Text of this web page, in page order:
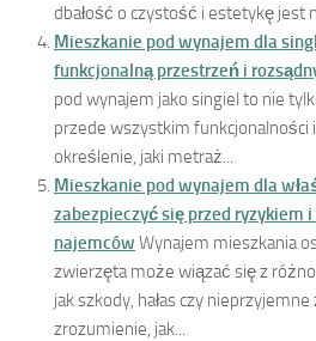
dbałość o czystość i estetykę jest
Mieszkanie pod wynajem dla
funkcjonalną przestrzeń i
pod wynajem jako singiel to nie
przede wszystkim funkcjonalności
określenie, jaki metraż...
Mieszkanie pod wynajem dla
zabezpieczyć się przed ryzykiem
najemców Wynajem mieszkania
zwierzęta może wiązać się z
jak szkody, hałas czy
zrozumienie, jak...